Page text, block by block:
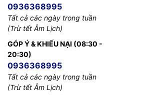
0936368995
Tất cả các ngày trong tuần
(Trừ tết Âm Lịch)
GÓP Ý & KHIẾU NẠI (08:30 -
20:30)
0936368995
Tất cả các ngày trong tuần
(Trừ tết Âm Lịch)